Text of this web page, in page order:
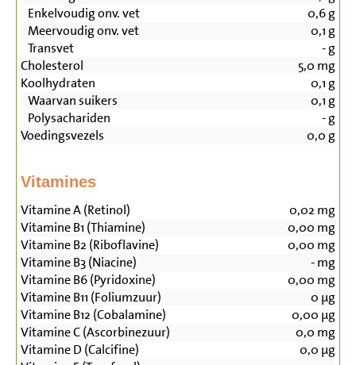
Enkelvoudig onv. vet
0,6g
Meervoudig onv. vet
0,1 g
Transvet
-g
Cholesterol
5,0 mg
Koolhydraten
0,1 g
Waarvan suikers
0,1 g
Polysachariden
-g
Voedingsvezels
0,0 g
Vitamines
Vitamine A (Retinol) 0,02 mg
Vitamine B1 (Thiamine)
0,00 mg
Vitamine B2 (Riboflavine)
0,00 mg
Vitamine B3 (Niacine)
-mg
Vitamine B6 (Pyridoxine)
0,00 mg
Vitamine B11 (Foliumzuur)
0 µg
Vitamine B12 (Cobalamine)
0,00 µg
Vitamine C (Ascorbinezuur)
0,0 mg
Vitamine D (Calcifine)
0,0 µg